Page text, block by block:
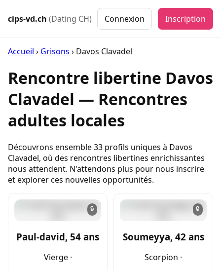
cips-vd.ch (Dating CH) Connexion Inscription
Accueil › Grisons › Davos Clavadel
Rencontre libertine Davos
Clavadel — Rencontres
adultes locales
Découvrons ensemble 33 profils uniques à Davos
Clavadel, où des rencontres libertines enrichissantes
nous attendent. N'attendons plus pour nous inscrire
et explorer ces nouvelles opportunités.
🔒
Paul-david, 54 ans
Vierge ·
🔒
Soumeyya, 42 ans
Scorpion ·